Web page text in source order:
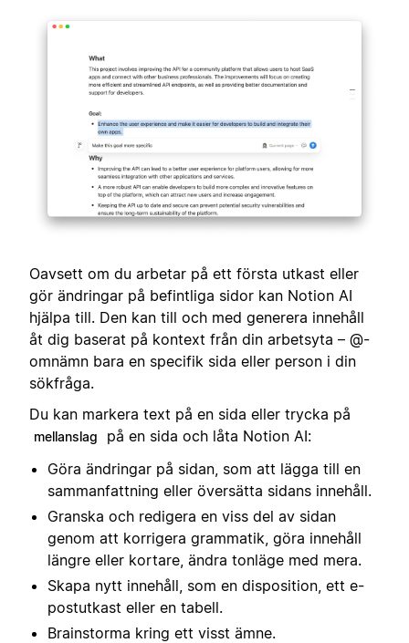
Oavsett om du arbetar på ett första utkast eller
gör ändringar på befintliga sidor kan Notion AI
hjälpa till. Den kan till och med generera innehåll
åt dig baserat på kontext från din arbetsyta – @-
omnämn bara en specifik sida eller person i din
sökfråga.
Du kan markera text på en sida eller trycka på
mellanslag
på en sida och låta Notion AI:
Göra ändringar på sidan, som att lägga till en
sammanfattning eller översätta sidans innehåll.
Granska och redigera en viss del av sidan
genom att korrigera grammatik, göra innehåll
längre eller kortare, ändra tonläge med mera.
Skapa nytt innehåll, som en disposition, ett e-
postutkast eller en tabell.
Brainstorma kring ett visst ämne.